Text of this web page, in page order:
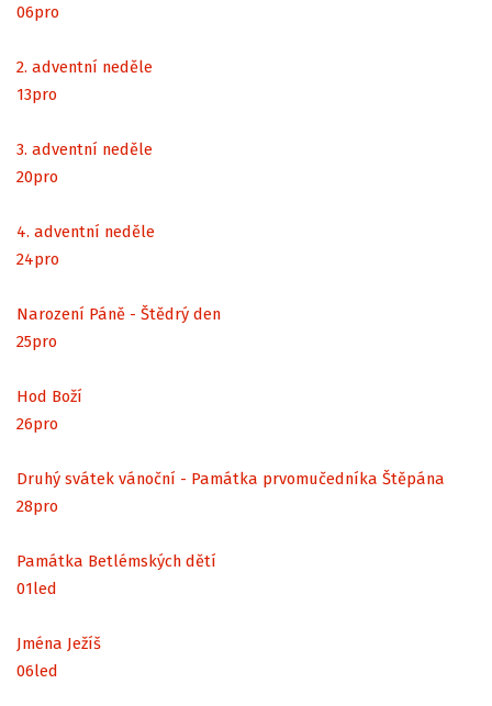
06pro
2. adventní neděle
13pro
3. adventní neděle
20pro
4. adventní neděle
24pro
Narození Páně - Štědrý den
25pro
Hod Boží
26pro
Druhý svátek vánoční - Památka prvomučedníka Štěpána
28pro
Památka Betlémských dětí
01led
Jména Ježíš
06led